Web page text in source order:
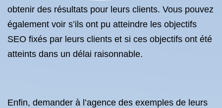
obtenir des résultats pour leurs clients. Vous pouvez
également voir s’ils ont pu atteindre les objectifs
SEO fixés par leurs clients et si ces objectifs ont été
atteints dans un délai raisonnable.
Enfin, demander à l’agence des exemples de leurs